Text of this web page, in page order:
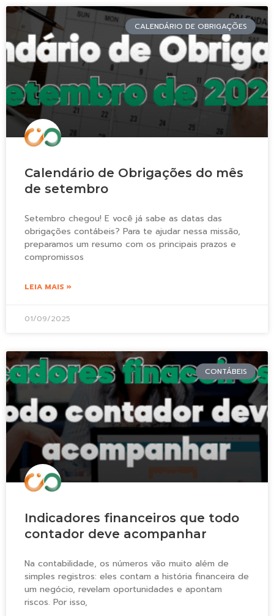
CALENDÁRIO DE OBRIGAÇÕES
Calendário de Obrigações do mês
de setembro
Setembro chegou! E você já sabe as datas das
obrigações contábeis? Para te ajudar nessa missão,
preparamos um resumo com os principais prazos e
compromissos
LEIA MAIS »
01/09/2025
CONTÁBEIS
Indicadores financeiros que todo
contador deve acompanhar
Na contabilidade, os números vão muito além de
simples registros: eles contam a história financeira de
um negócio, revelam oportunidades e apontam
riscos. Por isso,